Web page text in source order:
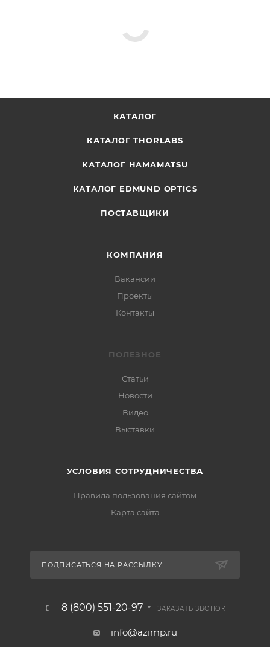
КАТАЛОГ
КАТАЛОГ THORLABS
КАТАЛОГ HAMAMATSU
КАТАЛОГ EDMUND OPTICS
ПОСТАВЩИКИ
КОМПАНИЯ
Вакансии
Проекты
Контакты
ПОЛЕЗНОЕ
Статьи
Новости
Видео
Выставки
УСЛОВИЯ СОТРУДНИЧЕСТВА
Правила пользования сайтом
Карта сайта
ПОДПИСАТЬСЯ НА РАССЫЛКУ
8 (800) 551-20-97 ЗАКАЗАТЬ ЗВОНОК
info@azimp.ru